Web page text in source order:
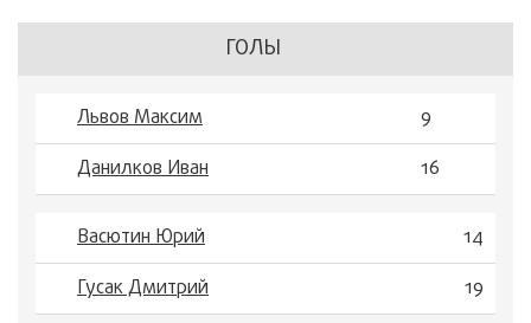
ГОЛЫ
Львов Максим
9
Данилков Иван
16
Васютин Юрий
14
Гусак Дмитрий
19